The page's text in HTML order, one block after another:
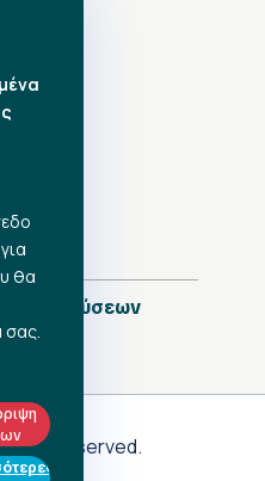
rights reserved.
θα
σας.